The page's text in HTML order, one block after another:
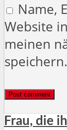
Name,
Website
meinen
speichern.
Frau, die